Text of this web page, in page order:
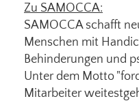
Zu SAMOCCA:
SAMOCCA schafft
Menschen mit
Behinderungen und
Unter dem Motto
Mitarbeiter